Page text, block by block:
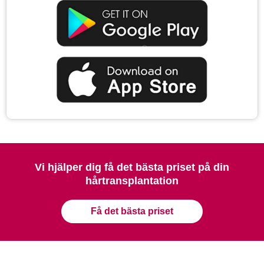
Vi hjälper dig få det bästa priset på din
hårtransplantation
Få det bästa priset